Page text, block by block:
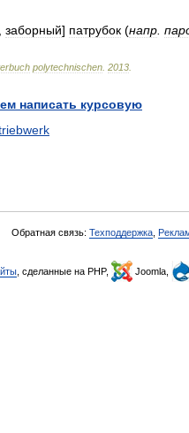
заборный] патрубок (напр
polytechnischen 2013
написать курсовую
Обратная связь: Техподдержка
, сделанные на PHP, Joomla,